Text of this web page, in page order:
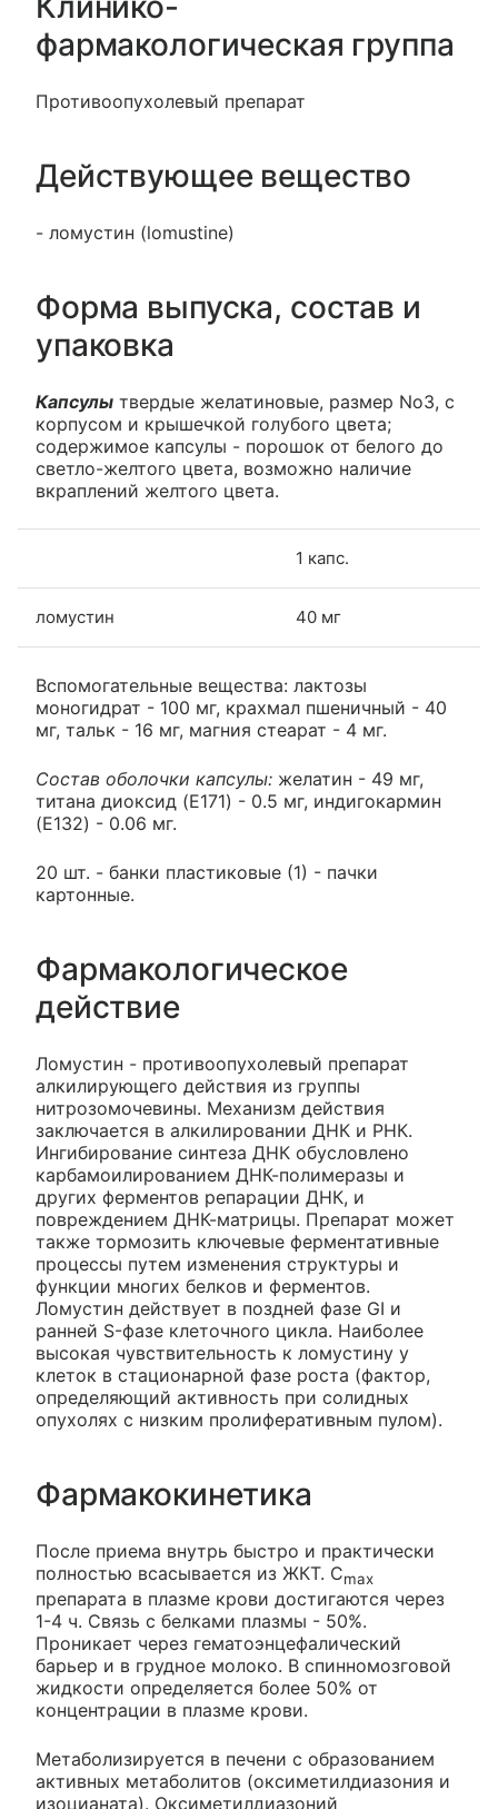
фармакологическая группа
Противоопухолевый препарат
Действующее вещество
- ломустин (lomustine)
Форма выпуска, состав и
упаковка
Капсулы твердые желатиновые, размер No3, с
корпусом и крышечкой голубого цвета;
содержимое капсулы - порошок от белого до
светло-желтого цвета, возможно наличие
вкраплений желтого цвета.
1 капс.
ломустин 40 мг
Вспомогательные вещества: лактозы
моногидрат - 100 мг, крахмал пшеничный - 40
мг, тальк - 16 мг, магния стеарат - 4 мг.
Состав оболочки капсулы: желатин - 49 мг,
титана диоксид (E171) - 0.5 мг, индигокармин
(E132) - 0.06 мг.
20 шт. - банки пластиковые (1) - пачки
картонные.
Фармакологическое
действие
Ломустин - противоопухолевый препарат
алкилирующего действия из группы
нитрозомочевины. Механизм действия
заключается в алкилировании ДНК и РНК.
Ингибирование синтеза ДНК обусловлено
карбамоилированием ДНК-полимеразы и
других ферментов репарации ДНК, и
повреждением ДНК-матрицы. Препарат может
также тормозить ключевые ферментативные
процессы путем изменения структуры и
функции многих белков и ферментов.
Ломустин действует в поздней фазе GI и
ранней S-фазе клеточного цикла. Наиболее
высокая чувствительность к ломустину у
клеток в стационарной фазе роста (фактор,
определяющий активность при солидных
опухолях с низким пролиферативным пулом).
Фармакокинетика
После приема внутрь быстро и практически
полностью всасывается из ЖКТ. Сmax
препарата в плазме крови достигаются через
1-4 ч. Связь с белками плазмы - 50%.
Проникает через гематоэнцефалический
барьер и в грудное молоко. В спинномозговой
жидкости определяется более 50% от
концентрации в плазме крови.
Метаболизируется в печени с образованием
активных метаболитов (оксиметилдиазония и
изоцианата). Оксиметилдиазоний